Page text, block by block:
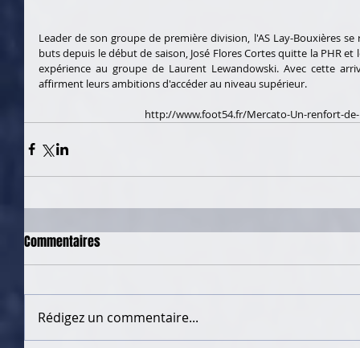
Leader de son groupe de première division, l'AS Lay-Bouxières
buts depuis le début de saison, José Flores Cortes quitte la PHR
expérience au groupe de Laurent Lewandowski. Avec cette
affirment leurs ambitions d'accéder au niveau supérieur.
http://www.foot54.fr/Mercato-Un-renfort-de-
Commentaires
Rédigez un commentaire...